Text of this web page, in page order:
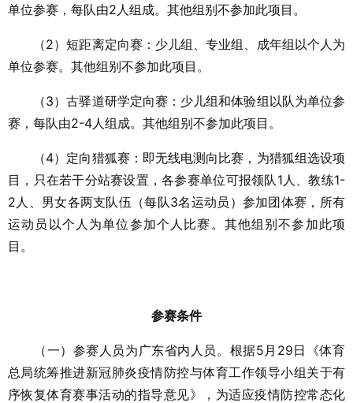
单位参赛，每队由2人组成。其他组别不参加此项目。
（2）短距离定向赛：少儿组、专业组、成年组以个人为
单位参赛。其他组别不参加此项目。
（3）古驿道研学定向赛：少儿组和体验组以队为单位参
赛，每队由2-4人组成。其他组别不参加此项目。
（4）定向猎狐赛：即无线电测向比赛，为猎狐组选设项
目，只在若干分站赛设置，各参赛单位可报领队1人、教练1-
2人、男女各两支队伍（每队3名运动员）参加团体赛，所有
运动员以个人为单位参加个人比赛。其他组别不参加此项
目。
参赛条件
（一）参赛人员为广东省内人员。根据5月29日《体育
总局统筹推进新冠肺炎疫情防控与体育工作领导小组关于有
序恢复体育赛事活动的指导意见》，为适应疫情防控常态化